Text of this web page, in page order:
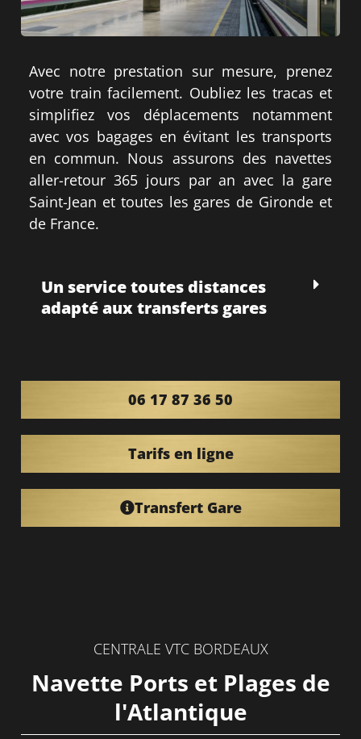
Avec notre prestation sur mesure, prenez
votre train facilement. Oubliez les tracas et
simplifiez vos déplacements notamment
avec vos bagages en évitant les transports
en commun. Nous assurons des navettes
aller-retour 365 jours par an avec la gare
Saint-Jean et toutes les gares de Gironde et
de France.
Un service toutes distances
adapté aux transferts gares
06 17 87 36 50
Tarifs en ligne
Transfert Gare
CENTRALE VTC BORDEAUX
Navette Ports et Plages de
l'Atlantique